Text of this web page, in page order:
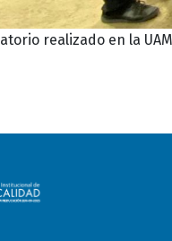
realizado en la